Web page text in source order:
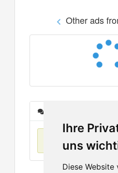
Ihre
uns
Diese
Other ads
No items found